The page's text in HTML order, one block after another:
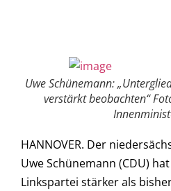
Uwe Schünemann:
verstärkt beobachten“
HANNOVER. Der
Uwe Schünemann (CDU)
Linkspartei stärker als